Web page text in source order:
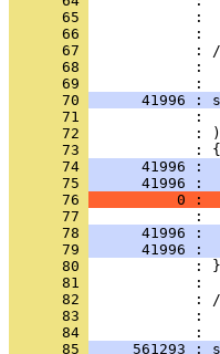
      65
      66
      67
      68
:
      69
      70
41996 :
      71
      72
      73
      74
41996 :
      75
41996 :
      76
0 :
      77
      78
41996 :
      79
41996 :
      80
      81
      82
      83
:
      84
      85
561293 :